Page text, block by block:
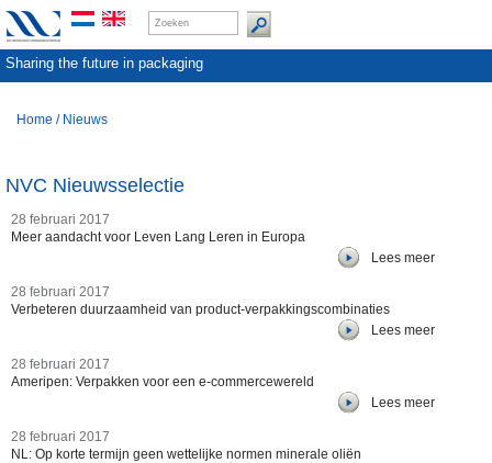
Sharing the future in packaging
Home / Nieuws
NVC Nieuwsselectie
28 februari 2017
Meer aandacht voor Leven Lang Leren in Europa
Lees meer
28 februari 2017
Verbeteren duurzaamheid van product-verpakkingscombinaties
Lees meer
28 februari 2017
Ameripen: Verpakken voor een e-commercewereld
Lees meer
28 februari 2017
NL: Op korte termijn geen wettelijke normen minerale oliën